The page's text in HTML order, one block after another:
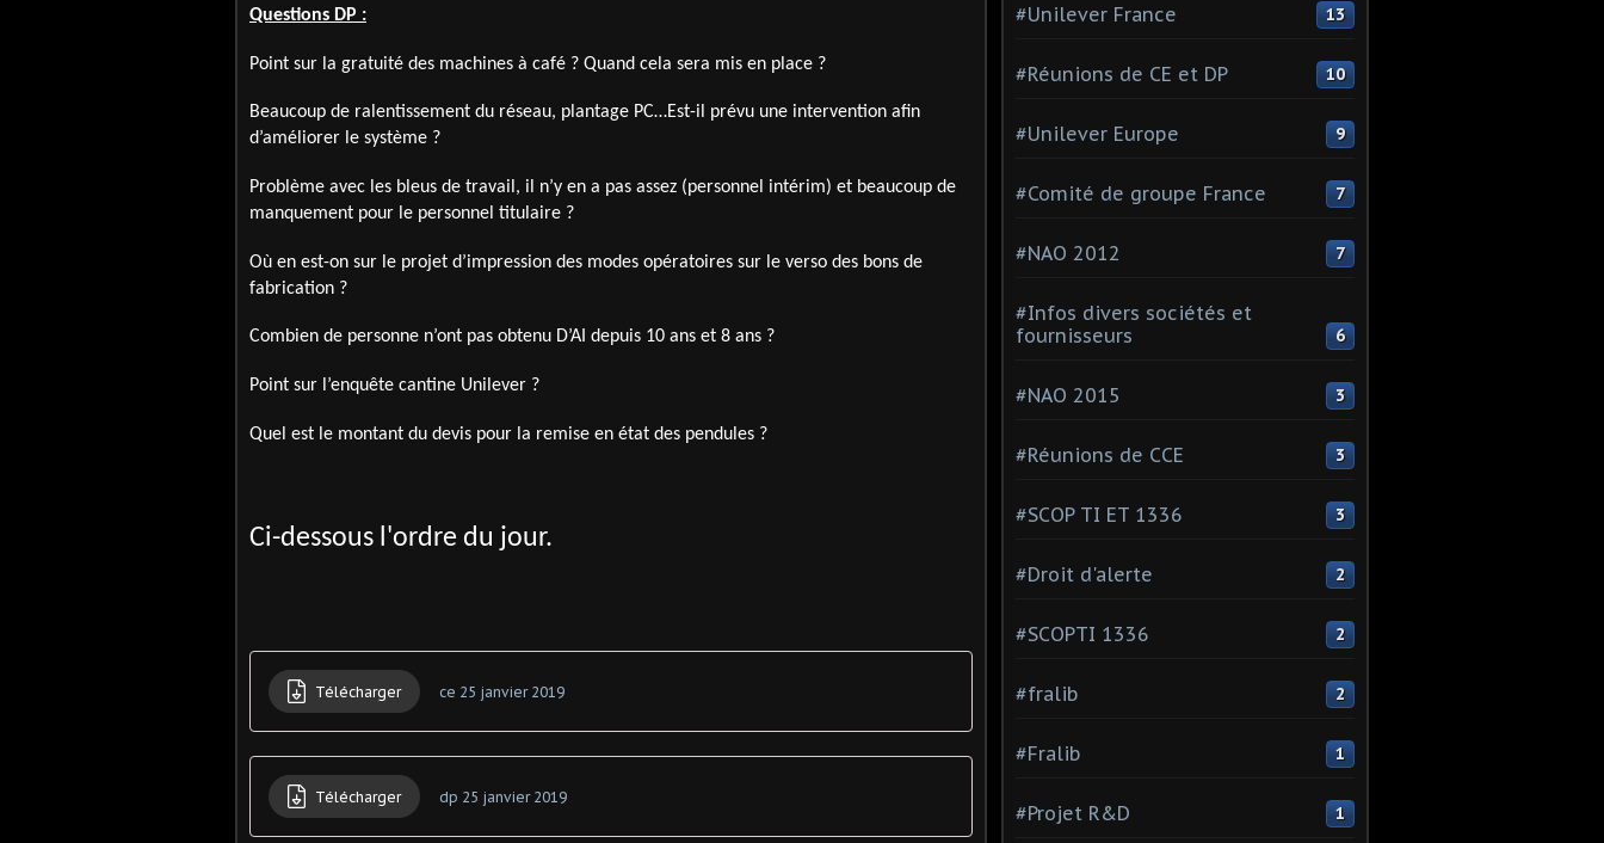
Questions DP :
Point sur la gratuité des machines à café ? Quand cela sera mis en place ?
Beaucoup de ralentissement du réseau, plantage PC…Est-il prévu une intervention afin
d’améliorer le système ?
Problème avec les bleus de travail, il n’y en a pas assez (personnel intérim) et beaucoup de
manquement pour le personnel titulaire ?
Où en est-on sur le projet d’impression des modes opératoires sur le verso des bons de
fabrication ?
Combien de personne n’ont pas obtenu D’AI depuis 10 ans et 8 ans ?
Point sur l’enquête cantine Unilever ?
Quel est le montant du devis pour la remise en état des pendules ?
Ci-dessous l'ordre du jour.
Télécharger ce 25 janvier 2019
Télécharger dp 25 janvier 2019
#Unilever France 13
#Réunions de CE et DP 10
#Unilever Europe 9
#Comité de groupe France 7
#NAO 2012 7
#Infos divers sociétés et
fournisseurs
6
#NAO 2015 3
#Réunions de CCE 3
#SCOP TI ET 1336 3
#Droit d'alerte 2
#SCOPTI 1336 2
#fralib 2
#Fralib 1
#Projet R&D 1